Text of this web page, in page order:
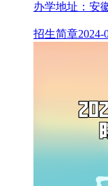
办学地址：安
招生简章2024-